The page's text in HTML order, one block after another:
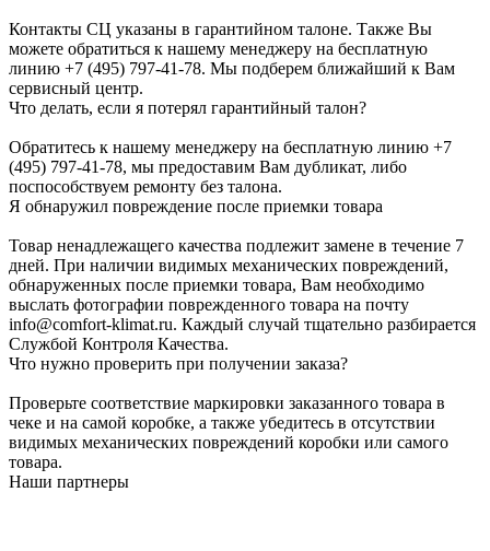
Контакты СЦ указаны в гарантийном талоне. Также Вы
можете обратиться к нашему менеджеру на бесплатную
линию +7 (495) 797-41-78. Мы подберем ближайший к Вам
сервисный центр.
Что делать, если я потерял гарантийный талон?
Обратитесь к нашему менеджеру на бесплатную линию +7
(495) 797-41-78, мы предоставим Вам дубликат, либо
поспособствуем ремонту без талона.
Я обнаружил повреждение после приемки товара
Товар ненадлежащего качества подлежит замене в течение 7
дней. При наличии видимых механических повреждений,
обнаруженных после приемки товара, Вам необходимо
выслать фотографии поврежденного товара на почту
info@comfort-klimat.ru. Каждый случай тщательно разбирается
Службой Контроля Качества.
Что нужно проверить при получении заказа?
Проверьте соответствие маркировки заказанного товара в
чеке и на самой коробке, а также убедитесь в отсутствии
видимых механических повреждений коробки или самого
товара.
Наши партнеры